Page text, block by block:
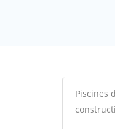
Piscines